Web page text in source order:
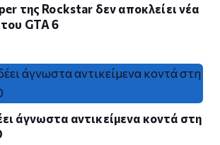
της Rockstar δεν αποκλείει νέα
GTA 6
άγνωστα αντικείμενα κοντά στη